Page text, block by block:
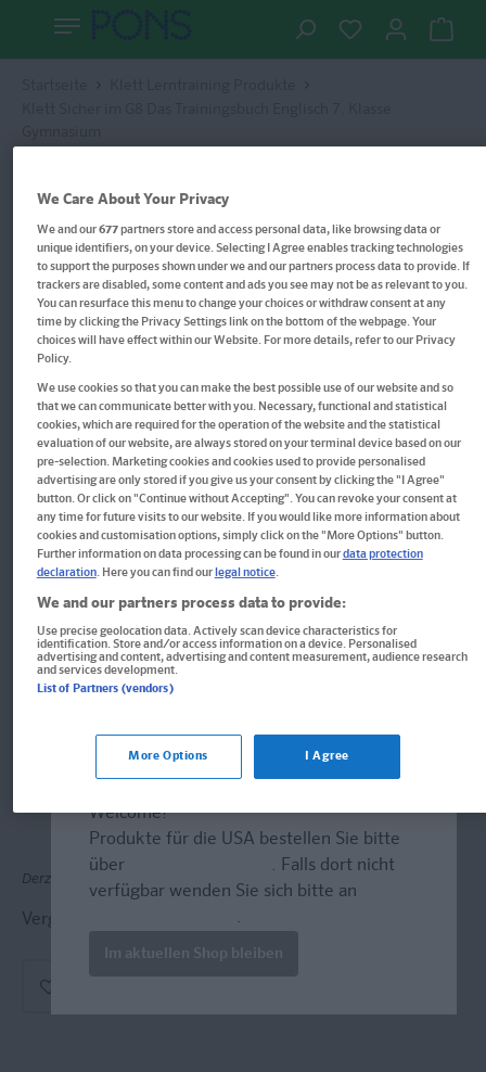
Klett Sicher im G8 Das
Trainingsbuch Englisch 7.
Klasse Gymnasium
Schnell, gezielt und sicher üben
Buch
Format: 17,0 x 24,0 cm, 160 Seiten
ISBN: 978-3-12-927377-7
Derzeit nicht erhältlich.
Vergriffen, keine Neuauflage vorgesehen.
Welcome!
Produkte für die USA bestellen Sie bitte
über
. Falls dort nicht
verfügbar wenden Sie sich bitte an
.
Im aktuellen Shop bleiben
We Care About Your Privacy
We and our677partners store and access personal data, like browsing data or
unique identifiers, on your device. Selecting I Agree enables tracking technologies
to support the purposes shown under we and our partners process data to provide. If
trackers are disabled, some content and ads you see may not be as relevant to you.
You can resurface this menu to change your choices or withdraw consent at any
time by clicking the Privacy Settings link on the bottom of the webpage. Your
choices will have effect within our Website. For more details, refer to our Privacy
Policy.
We use cookies so that you can make the best possible use of our website and so
that we can communicate better with you. Necessary, functional and statistical
cookies, which are required for the operation of the website and the statistical
evaluation of our website, are always stored on your terminal device based on our
pre-selection. Marketing cookies and cookies used to provide personalised
advertising are only stored if you give us your consent by clicking the "I Agree"
button. Or click on "Continue without Accepting". You can revoke your consent at
any time for future visits to our website. If you would like more information about
cookies and customisation options, simply click on the "More Options" button.
Further information on data processing can be found in ourdata protection
declaration. Here you can find our legal notice.
We and our partners process data to provide:
Use precise geolocation data. Actively scan device characteristics for
identification. Store and/or access information on a device. Personalised
advertising and content, advertising and content measurement, audience research
and services development.
List of Partners (vendors)
More Options I Agree